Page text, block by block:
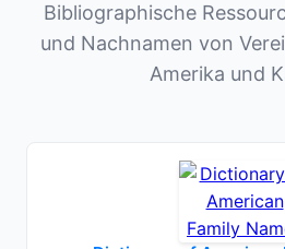
Bibliographische
und Nachnamen von
Amerika und